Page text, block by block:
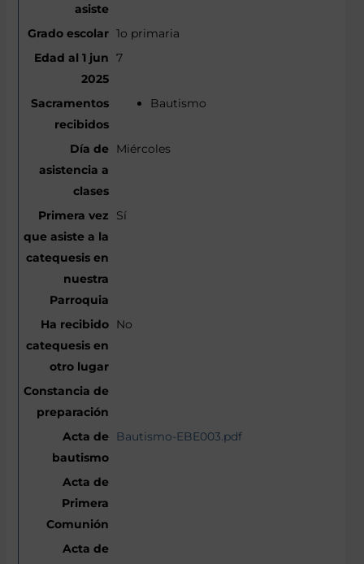
1o primaria
7
Bautismo
Miércoles
Sí
No
Bautismo-EBE003.pdf